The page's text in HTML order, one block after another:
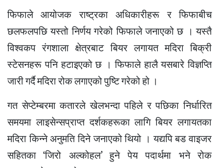
फिफाले आयोजक राष्ट्रका अधिकारीहरू र फिफाबीच
छलफलपछि यस्तो निर्णय गरेको फिफाले जनाएको छ । यस्तै
विश्वकप रंगशाला क्षेत्रबाट बियर लगायत मदिरा बिक्री
स्टेसनहरू पनि हटाइएको छ । फिफाले हालै यसबारे विज्ञप्ति
जारी गर्दै मदिरा रोक लगाएको पुष्टि गरेको हो ।
गत सेप्टेम्बरमा कतारले खेलभन्दा पहिले र पछिका निर्धारित
समयमा लाइसेन्सप्राप्त दर्शकहरूका लागि बियर लगायतका
मदिरा किन्ने अनुमति दिने जनाएको थियो । यद्यपि बड वाइजर
सहितका ‘जिरो अल्कोहल’ हुने पेय पदार्थमा भने रोक